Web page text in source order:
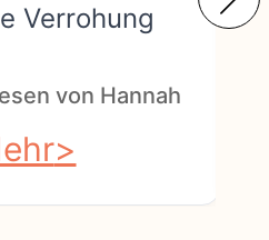
Verrohung
von Hannah